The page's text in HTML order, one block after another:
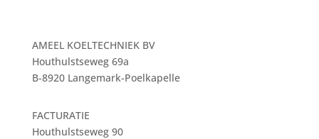
AMEEL KOELTECHNIEK BV
Houthulstseweg 69a
B-8920 Langemark-Poelkapelle
FACTURATIE
Houthulstseweg 90